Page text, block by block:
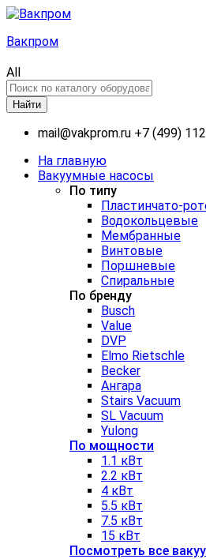
Вакпром
All
Найти
mail@vakprom.ru +7 (499)
На главную
Вакуумные насосы
По типу
Пластинчато-
Водокольцевые
Мембранные
Винтовые
Поршневые
Спиральные
По бренду
Busch
Value
DVP
Elmo Rietschle
Becker
Ангара
Stairs Vacuum
SL Vacuum
Yulong
По мощности
1.1 кВт
2.2 кВт
4 кВт
5.5 кВт
7.5 кВт
15 кВт
Посмотреть все